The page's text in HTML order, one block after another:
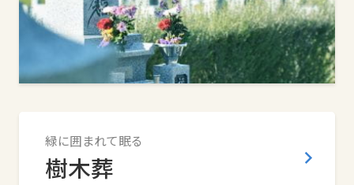
緑に囲まれて眠る
樹木葬